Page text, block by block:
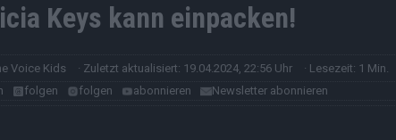
Keys kann einpacken!
Voice Kids · Zuletzt aktualisiert: 19.04.2024, 22:56 Uhr
· Lesezeit: 1 Min.
folgen folgen abonnieren Newsletter abonnieren